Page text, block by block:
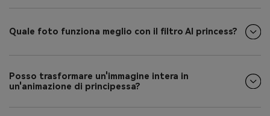
Quale foto funziona meglio con il filtro AI princess?
Posso trasformare un'immagine intera in
un'animazione di principessa?